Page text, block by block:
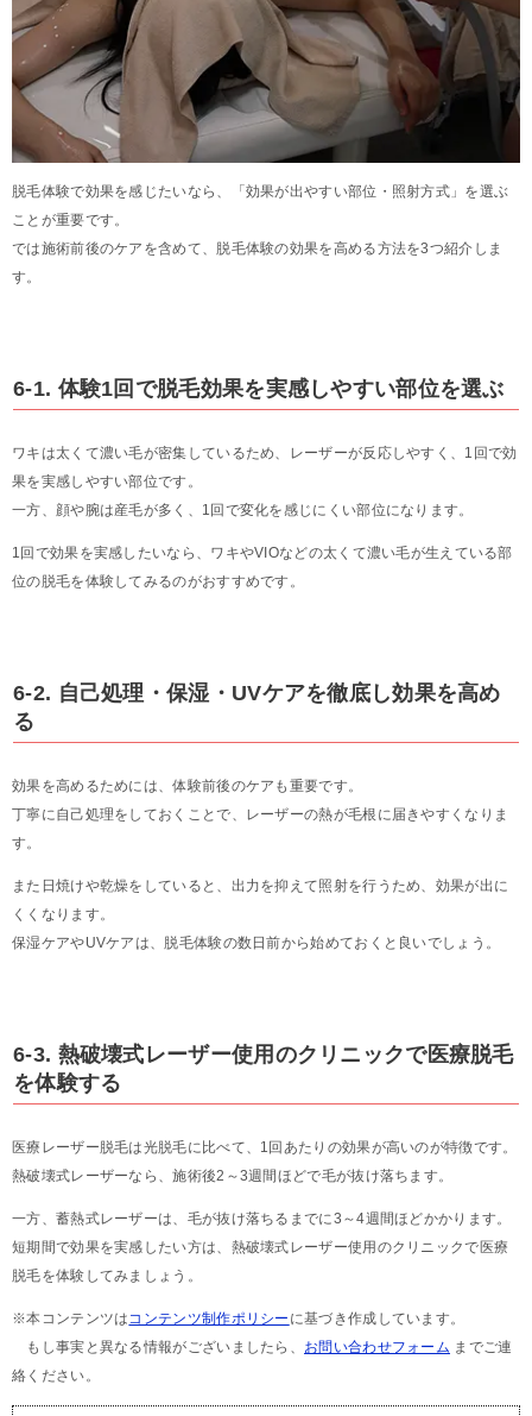
脱毛体験で効果を感じたいなら、「効果が出やすい部位・照射方式」を選ぶ
ことが重要です。
では施術前後のケアを含めて、脱毛体験の効果を高める方法を3つ紹介しま
す。
6-1. 体験1回で脱毛効果を実感しやすい部位を選ぶ
ワキは太くて濃い毛が密集しているため、レーザーが反応しやすく、1回で効
果を実感しやすい部位です。
一方、顔や腕は産毛が多く、1回で変化を感じにくい部位になります。
1回で効果を実感したいなら、ワキやVIOなどの太くて濃い毛が生えている部
位の脱毛を体験してみるのがおすすめです。
6-2. 自己処理・保湿・UVケアを徹底し効果を高め
る
効果を高めるためには、体験前後のケアも重要です。
丁寧に自己処理をしておくことで、レーザーの熱が毛根に届きやすくなりま
す。
また日焼けや乾燥をしていると、出力を抑えて照射を行うため、効果が出に
くくなります。
保湿ケアやUVケアは、脱毛体験の数日前から始めておくと良いでしょう。
6-3. 熱破壊式レーザー使用のクリニックで医療脱毛
を体験する
医療レーザー脱毛は光脱毛に比べて、1回あたりの効果が高いのが特徴です。
熱破壊式レーザーなら、施術後2～3週間ほどで毛が抜け落ちます。
一方、蓄熱式レーザーは、毛が抜け落ちるまでに3～4週間ほどかかります。
短期間で効果を実感したい方は、熱破壊式レーザー使用のクリニックで医療
脱毛を体験してみましょう。
※本コンテンツはコンテンツ制作ポリシー に基づき作成しています。
もし事実と異なる情報がございましたら、 お問い合わせフォーム までご連
絡ください。